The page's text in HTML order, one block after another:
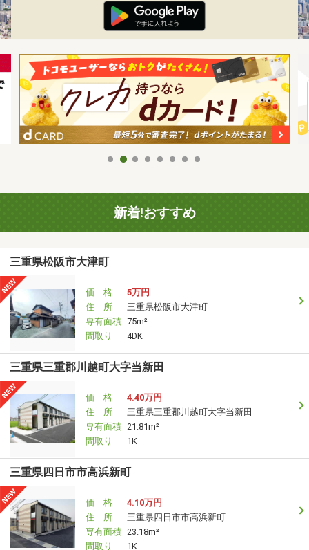
新着!おすすめ
三重県松阪市大津町
価 格
5万円
住 所
三重県松阪市大津町
専有面積 75m²
間取り
4DK
三重県三重郡川越町大字当新田
価 格
4.40万円
住 所
三重県三重郡川越町大字当新田
専有面積 21.81m²
間取り
1K
三重県四日市市高浜新町
価 格
4.10万円
住 所
三重県四日市市高浜新町
専有面積 23.18m²
間取り
1K